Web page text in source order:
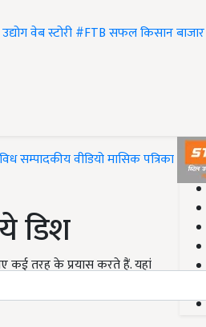
वेब स्टोरी#FTBसफल किसानबाजार
सम्पादकीयवीडियोमासिक पत्रिका
डिश
कई तरह के प्रयास करते हैं. यहां